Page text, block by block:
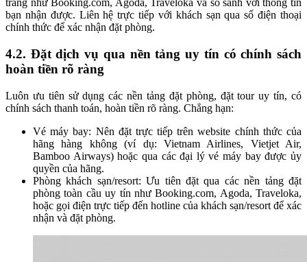
trang như Booking.com, Agoda, Traveloka và so sánh với thông tin
bạn nhận được. Liên hệ trực tiếp với khách sạn qua số điện thoại
chính thức để xác nhận đặt phòng.
4.2. Đặt dịch vụ qua nền tảng uy tín có chính sách
hoàn tiền rõ ràng
Luôn ưu tiên sử dụng các nền tảng đặt phòng, đặt tour uy tín, có
chính sách thanh toán, hoàn tiền rõ ràng. Chẳng hạn:
Vé máy bay: Nên đặt trực tiếp trên website chính thức của
hãng hàng không (ví dụ: Vietnam Airlines, Vietjet Air,
Bamboo Airways) hoặc qua các đại lý vé máy bay được ủy
quyền của hãng.
Phòng khách sạn/resort: Ưu tiên đặt qua các nền tảng đặt
phòng toàn cầu uy tín như Booking.com, Agoda, Traveloka,
hoặc gọi điện trực tiếp đến hotline của khách sạn/resort để xác
nhận và đặt phòng.